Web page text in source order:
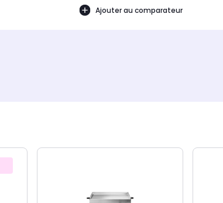
Ajouter au comparateur